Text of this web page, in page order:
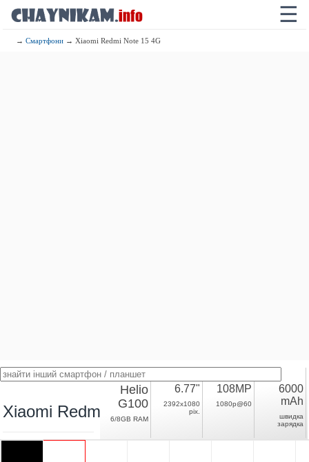
☰
→Смартфони → Xiaomi Redmi Note 15 4G
Xiaomi Redmi Note 15 4G
Helio
G100
6/8GB RAM
6.77"
2392x1080
pix.
108MP
1080p@60
6000
mAh
швидка
зарядка